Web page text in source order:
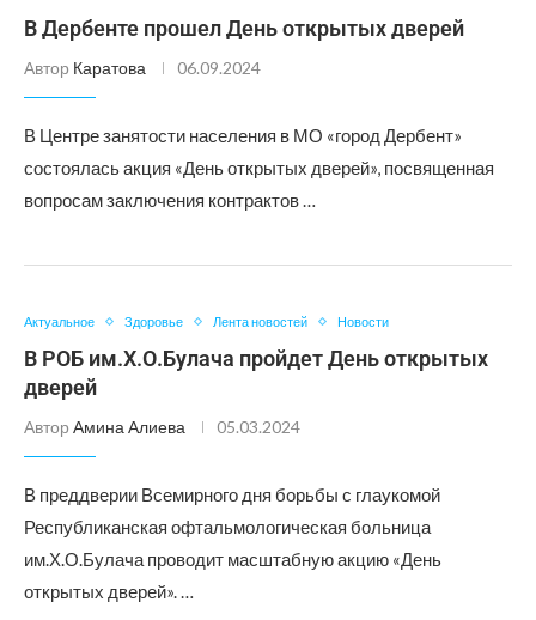
В Дербенте прошел День открытых дверей
Автор Каратова 06.09.2024
В Центре занятости населения в МО «город Дербент»
состоялась акция «День открытых дверей», посвященная
вопросам заключения контрактов …
Актуальное Здоровье Лента новостей Новости
В РОБ им.Х.О.Булача пройдет День открытых
дверей
Автор Амина Алиева 05.03.2024
В преддверии Всемирного дня борьбы с глаукомой
Республиканская офтальмологическая больница
им.Х.О.Булача проводит масштабную акцию «День
открытых дверей». …